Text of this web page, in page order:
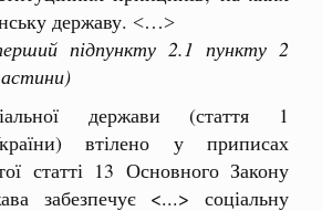
державу. ˂…˃
підпункту 2.1 пункту 2
держави (стаття 1
втілено у приписах
статті 13 Основного Закону
забезпечує <...> соціальну